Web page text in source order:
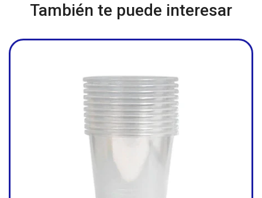
También te puede interesar